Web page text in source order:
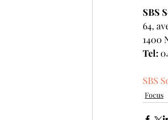
SBS
64,
1400
Tel:
SBS
Focus